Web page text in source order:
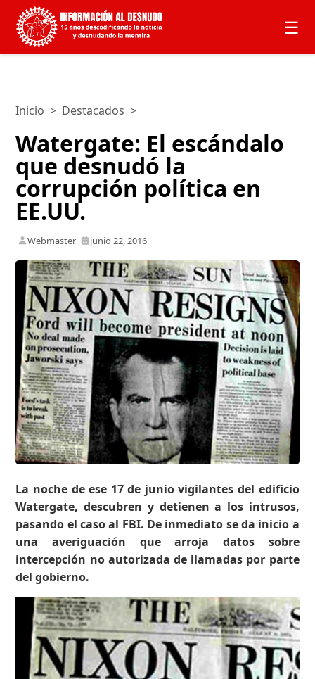
☰
Inicio > Destacados >
Watergate: El escándalo
que desnudó la
corrupción política en
EE.UU.
Webmaster junio 22, 2016
La noche de ese 17 de junio vigilantes del edificio
Watergate, descubren y detienen a los intrusos,
pasando el caso al FBI. De inmediato se da inicio a
una averiguación que arroja datos sobre
intercepción no autorizada de llamadas por parte
del gobierno.